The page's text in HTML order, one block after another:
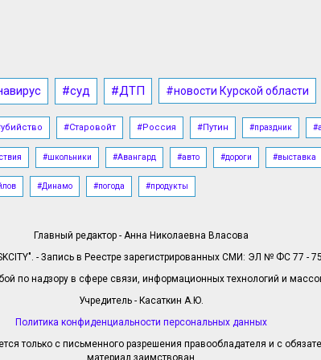
#суд #ДТП #новости Курской области
#Старовойт #Россия #Путин #праздник
#школьники #Авангард #авто #дороги #выставка
#Динамо #погода #продукты
Главный редактор - Анна Николаевна Власова
- Запись в Реестре зарегистрированных СМИ: ЭЛ № ФС 77 -
по надзору в сфере связи, информационных технологий и
Учредитель - Касаткин А.Ю.
Политика конфиденциальности персональных данных
только с письменного разрешения правообладателя и с
материал заимствован